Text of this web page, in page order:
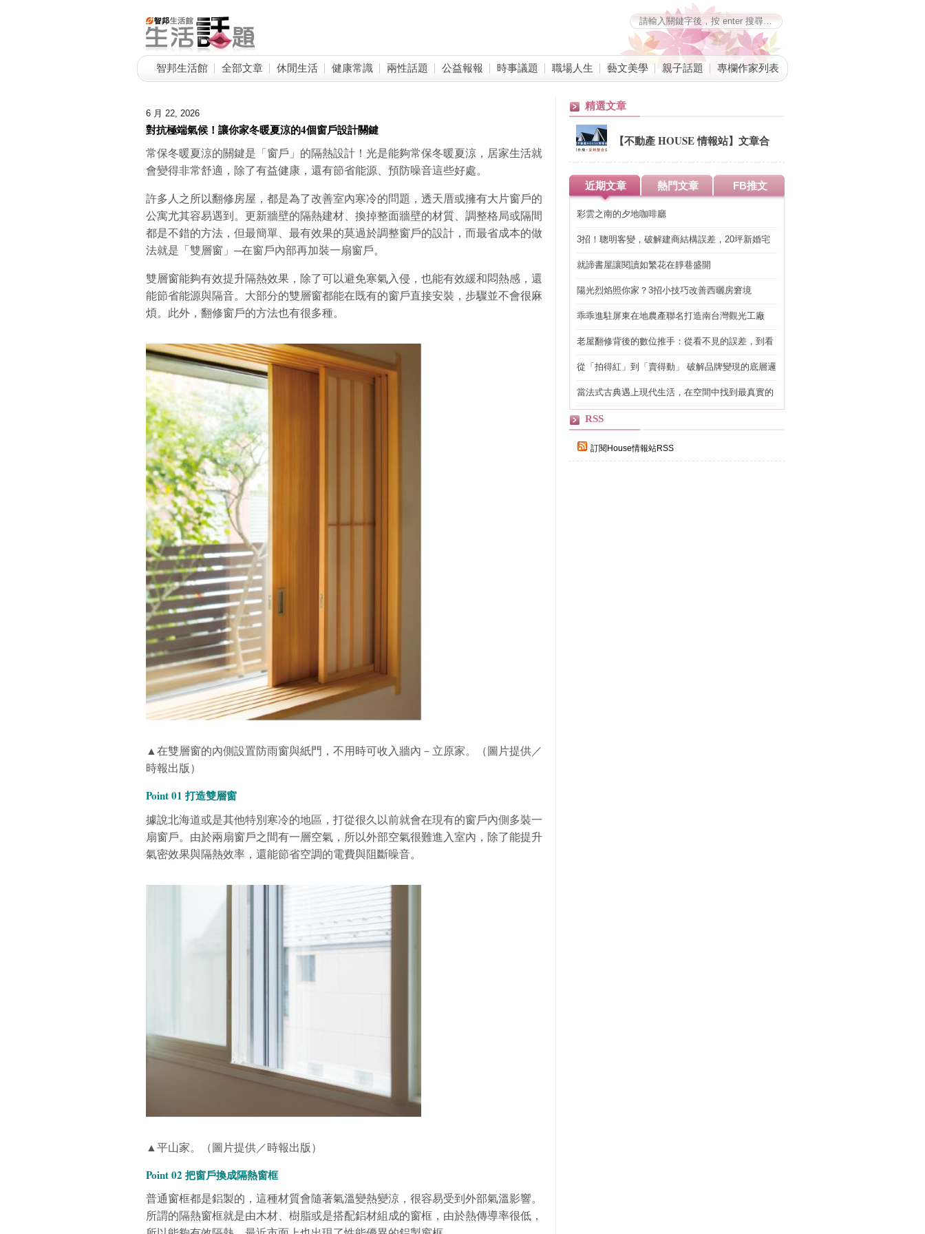
智邦生活館 全部文章 休閒生活 健康常識 兩性話題 公益報報 時事議題 職場人生 藝文美學 親子話題 專欄作家列表
6 月 22, 2026
對抗極端氣候！讓你家冬暖夏涼的4個窗戶設計關鍵
常保冬暖夏涼的關鍵是「窗戶」的隔熱設計！光是能夠常保冬暖夏涼，居家生活就
會變得非常舒適，除了有益健康，還有節省能源、預防噪音這些好處。
許多人之所以翻修房屋，都是為了改善室內寒冷的問題，透天厝或擁有大片窗戶的
公寓尤其容易遇到。更新牆壁的隔熱建材、換掉整面牆壁的材質、調整格局或隔間
都是不錯的方法，但最簡單、最有效果的莫過於調整窗戶的設計，而最省成本的做
法就是「雙層窗」─在窗戶內部再加裝一扇窗戶。
雙層窗能夠有效提升隔熱效果，除了可以避免寒氣入侵，也能有效緩和悶熱感，還
能節省能源與隔音。大部分的雙層窗都能在既有的窗戶直接安裝，步驟並不會很麻
煩。此外，翻修窗戶的方法也有很多種。
▲在雙層窗的內側設置防雨窗與紙門，不用時可收入牆內－立原家。（圖片提供／
時報出版）
Point 01 打造雙層窗
據說北海道或是其他特別寒冷的地區，打從很久以前就會在現有的窗戶內側多裝一
扇窗戶。由於兩扇窗戶之間有一層空氣，所以外部空氣很難進入室內，除了能提升
氣密效果與隔熱效率，還能節省空調的電費與阻斷噪音。
▲平山家。（圖片提供／時報出版）
Point 02 把窗戶換成隔熱窗框
普通窗框都是鋁製的，這種材質會隨著氣溫變熱變涼，很容易受到外部氣溫影響。
所謂的隔熱窗框就是由木材、樹脂或是搭配鋁材組成的窗框，由於熱傳導率很低，
精選文章
【不動產 HOUSE 情報站】文章合
併公告
近期文章 熱門文章 FB推文
彩雲之南的夕地咖啡廳
3招！聰明客變，破解建商結構誤差，20坪新婚宅
就諦書屋讓閱讀如繁花在靜巷盛開
陽光烈焰照你家？3招小技巧改善西曬房窘境
乖乖進駐屏東在地農產聯名打造南台灣觀光工廠
老屋翻修背後的數位推手：從看不見的誤差，到看
從「拍得紅」到「賣得動」 破解品牌變現的底層邏
當法式古典遇上現代生活，在空間中找到最真實的
RSS
訂閱House情報站RSS